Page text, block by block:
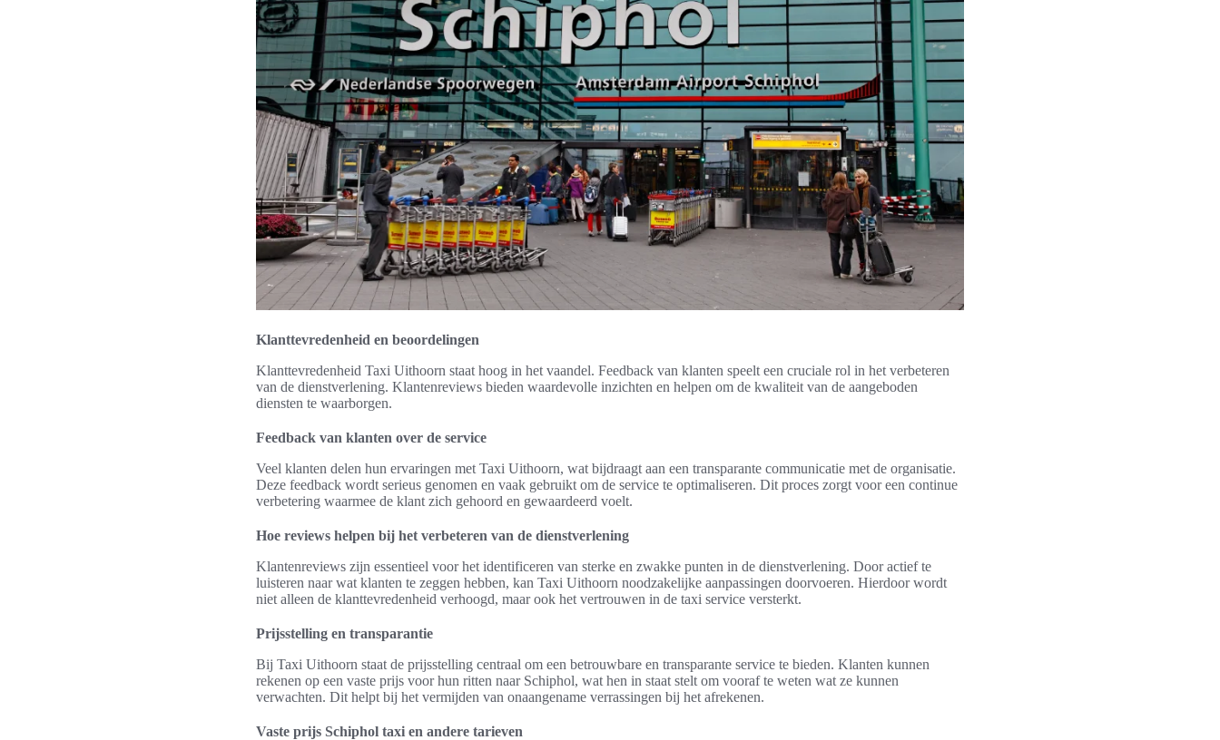
Klanttevredenheid en beoordelingen
Klanttevredenheid Taxi Uithoorn staat hoog in het vaandel. Feedback van klanten speelt een cruciale rol in het verbeteren
van de dienstverlening. Klantenreviews bieden waardevolle inzichten en helpen om de kwaliteit van de aangeboden
diensten te waarborgen.
Feedback van klanten over de service
Veel klanten delen hun ervaringen met Taxi Uithoorn, wat bijdraagt aan een transparante communicatie met de organisatie.
Deze feedback wordt serieus genomen en vaak gebruikt om de service te optimaliseren. Dit proces zorgt voor een continue
verbetering waarmee de klant zich gehoord en gewaardeerd voelt.
Hoe reviews helpen bij het verbeteren van de dienstverlening
Klantenreviews zijn essentieel voor het identificeren van sterke en zwakke punten in de dienstverlening. Door actief te
luisteren naar wat klanten te zeggen hebben, kan Taxi Uithoorn noodzakelijke aanpassingen doorvoeren. Hierdoor wordt
niet alleen de klanttevredenheid verhoogd, maar ook het vertrouwen in de taxi service versterkt.
Prijsstelling en transparantie
Bij Taxi Uithoorn staat de prijsstelling centraal om een betrouwbare en transparante service te bieden. Klanten kunnen
rekenen op een vaste prijs voor hun ritten naar Schiphol, wat hen in staat stelt om vooraf te weten wat ze kunnen
verwachten. Dit helpt bij het vermijden van onaangename verrassingen bij het afrekenen.
Vaste prijs Schiphol taxi en andere tarieven